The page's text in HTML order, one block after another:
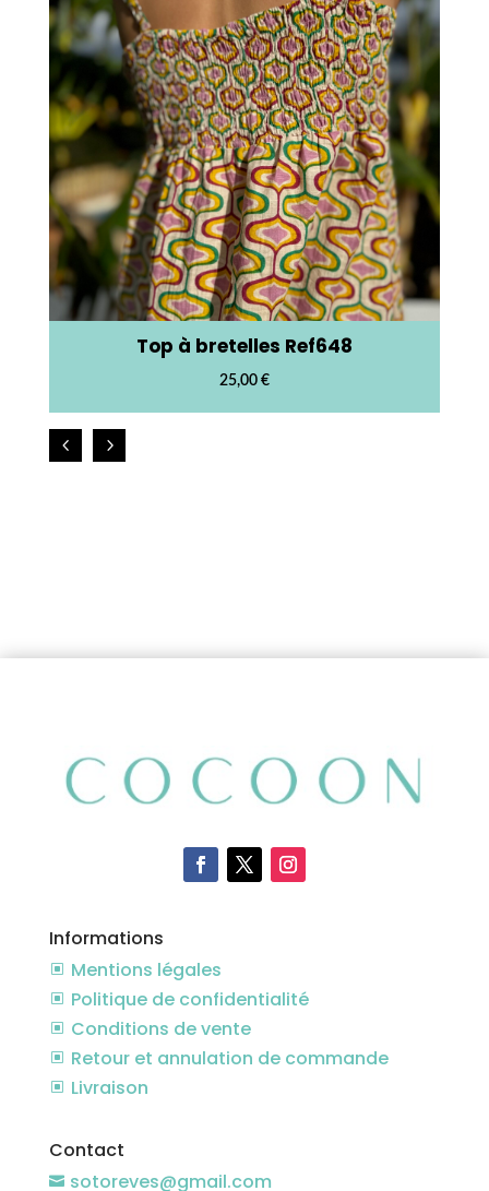
Top à bretelles Ref648
25,00 €
Informations
W Mentions légales
W Politique de confidentialité
W Conditions de vente
W Retour et annulation de commande
W Livraison
Contact
 sotoreves@gmail.com